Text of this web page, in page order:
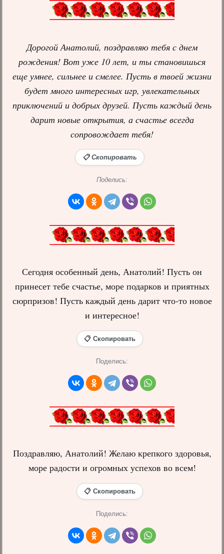
Дорогой Анатолий, поздравляю тебя с днем
рождения! Вот уже 10 лет, и ты становишься
еще умнее, сильнее и смелее. Пусть в твоей жизни
будет много интересных игр, увлекательных
приключений и добрых друзей. Пусть каждый день
дарит новые открытия, а счастье всегда
сопровождает тебя!
📋 Скопировать
Поделись:
Сегодня особенный день, Анатолий! Пусть он
принесет тебе счастье, море подарков и приятных
сюрпризов! Пусть каждый день дарит что-то новое
и интересное!
📋 Скопировать
Поделись:
Поздравляю, Анатолий! Желаю крепкого здоровья,
море радости и огромных успехов во всем!
📋 Скопировать
Поделись: